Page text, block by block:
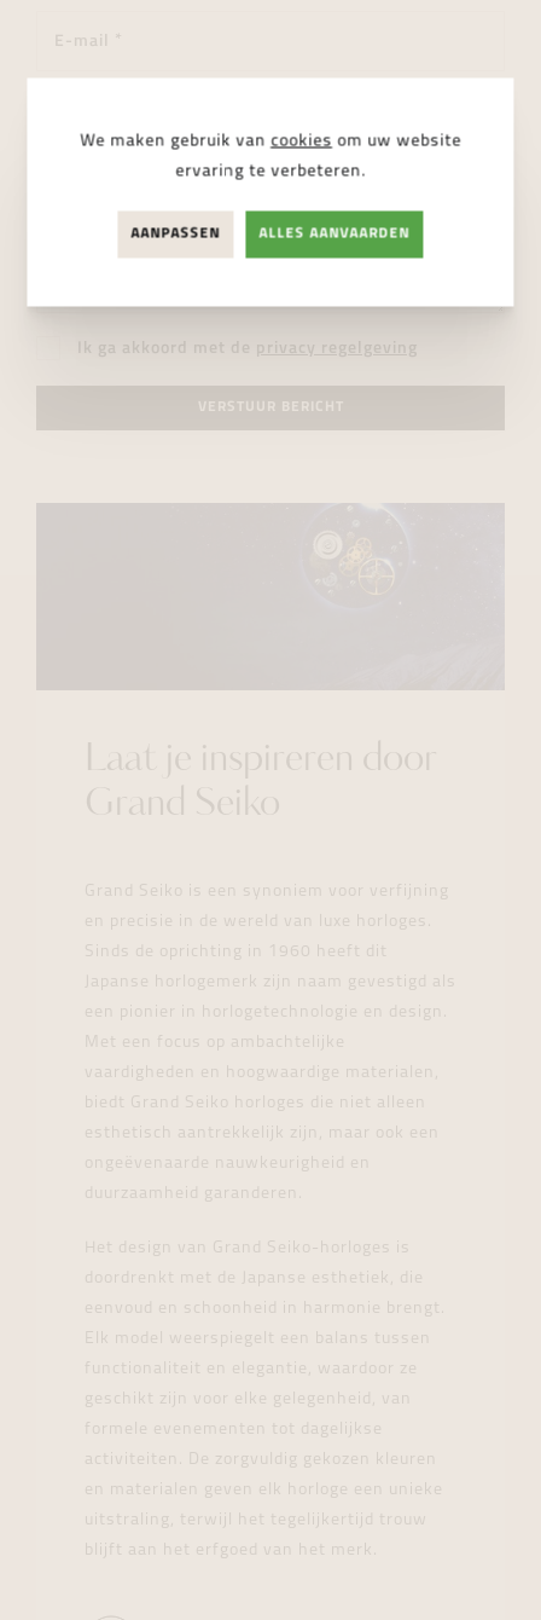
Ik ga akkoord met de privacy regelgeving
VERSTUUR BERICHT
Laat je inspireren door
Grand Seiko
Grand Seiko is een synoniem voor verfijning
en precisie in de wereld van luxe horloges.
Sinds de oprichting in 1960 heeft dit
Japanse horlogemerk zijn naam gevestigd als
een pionier in horlogetechnologie en design.
Met een focus op ambachtelijke
vaardigheden en hoogwaardige materialen,
biedt Grand Seiko horloges die niet alleen
esthetisch aantrekkelijk zijn, maar ook een
ongeëvenaarde nauwkeurigheid en
duurzaamheid garanderen.
Het design van Grand Seiko-horloges is
doordrenkt met de Japanse esthetiek, die
eenvoud en schoonheid in harmonie brengt.
Elk model weerspiegelt een balans tussen
functionaliteit en elegantie, waardoor ze
geschikt zijn voor elke gelegenheid, van
formele evenementen tot dagelijkse
activiteiten. De zorgvuldig gekozen kleuren
en materialen geven elk horloge een unieke
uitstraling, terwijl het tegelijkertijd trouw
blijft aan het erfgoed van het merk.
We maken gebruik van cookies om uw website
ervaring te verbeteren.
AANPASSEN ALLES AANVAARDEN